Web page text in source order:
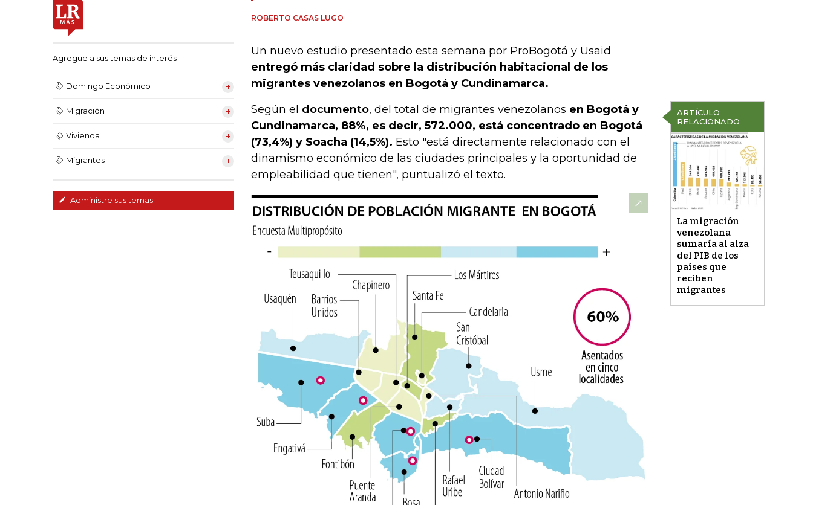
Agregue a sus temas de interés
Domingo Económico
Migración
Vivienda
Migrantes
Administre sus temas
ROBERTO CASAS LUGO
Un nuevo estudio presentado esta semana por ProBogotá y Usaid
entregó más claridad sobre la distribución habitacional de los
migrantes venezolanos en Bogotá y Cundinamarca.
ARTÍCULO
RELACIONADO
La migración
venezolana
sumaría al alza
del PIB de los
países que
reciben
migrantes
Según el documento, del total de migrantes venezolanos en Bogotá y
Cundinamarca, 88%, es decir, 572.000, está concentrado en Bogotá
(73,4%) y Soacha (14,5%). Esto "está directamente relacionado con el
dinamismo económico de las ciudades principales y la oportunidad de
empleabilidad que tienen", puntualizó el texto.